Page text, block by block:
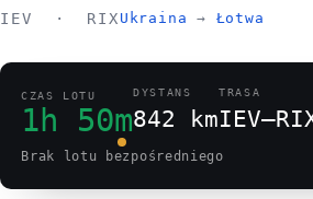
IEV · RIX Ukraina → Łotwa
CZAS LOTU
1h 50m
DYSTANS
842 km
TRASA
Brak lotu bezpośredniego